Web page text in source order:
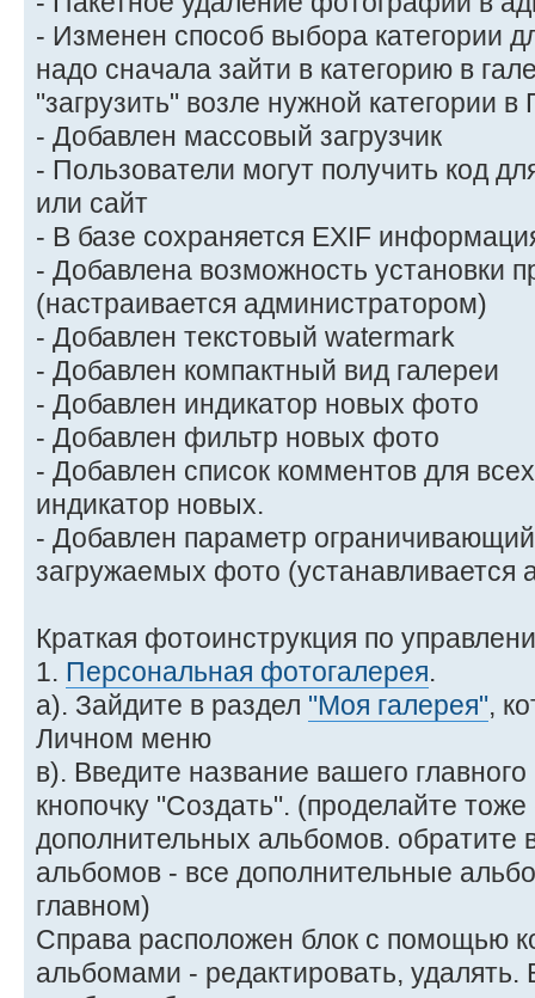
- Изменен способ выбора категории
надо сначала зайти в категорию в
"загрузить" возле нужной категории в
- Добавлен массовый загрузчик
- Пользователи могут получить код
или сайт
- В базе сохраняется EXIF
- Добавлена возможность установки
(настраивается администратором)
- Добавлен текстовый watermark
- Добавлен компактный вид галереи
- Добавлен индикатор новых фото
- Добавлен фильтр новых фото
- Добавлен список комментов для
индикатор новых.
- Добавлен параметр
загружаемых фото (устанавливается
Краткая фотоинструкция по
1. Персональная фотогалерея.
а). Зайдите в раздел "Моя галерея",
Личном меню
в). Введите название вашего
кнопочку "Создать". (проделайте
дополнительных альбомов. обратите
альбомов - все дополнительные
главном)
Справа расположен блок с помощью
альбомами - редактировать,